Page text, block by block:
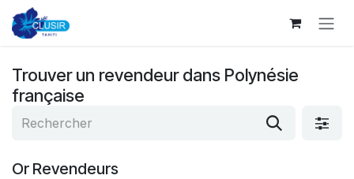
Se rendre au contenu
Trouver un revendeurdans Polynésie
française
Or Revendeurs